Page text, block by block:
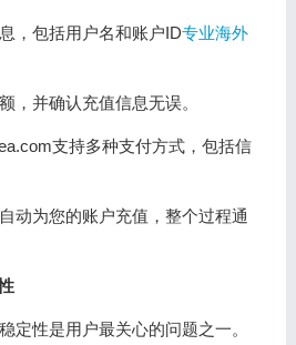
，包括用户名和账户ID专业海外
，并确认充值信息无误。
支持多种支付方式，包括信
动为您的账户充值，整个过程通
定性是用户最关心的问题之一。